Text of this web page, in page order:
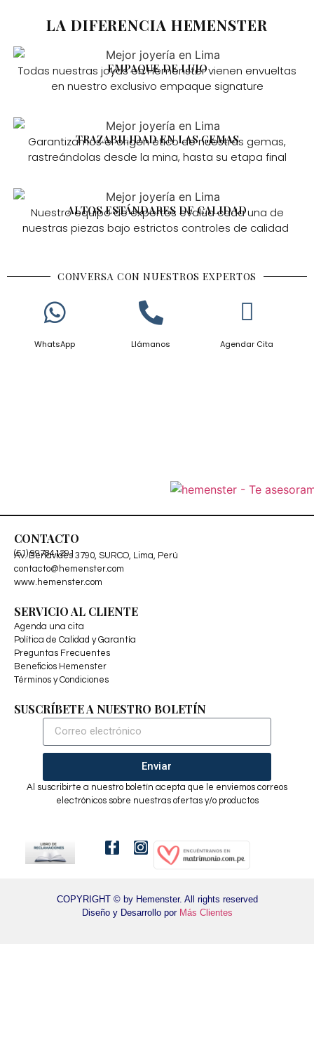
LA DIFERENCIA HEMENSTER
EMPAQUE DE LUJO
Todas nuestras joyas en Hemenster vienen envueltas
en nuestro exclusivo empaque signature
TRAZABILIDAD EN LAS GEMAS
Garantizamos el origen ético de nuestras gemas,
rastreándolas desde la mina, hasta su etapa final
ALTOS ESTÁNDARES DE CALIDAD
Nuestro equipo de expertos evalúa cada una de
nuestras piezas bajo estrictos controles de calidad
CONVERSA CON NUESTROS EXPERTOS
WhatsApp Llámanos Agendar Cita
CONTACTO
(51) 997841291
Av. Benavides 3790, SURCO, Lima, Perú
contacto@hemenster.com
www.hemenster.com
SERVICIO AL CLIENTE
Agenda una cita
Política de Calidad y Garantía
Preguntas Frecuentes
Beneficios Hemenster
Términos y Condiciones
SUSCRÍBETE A NUESTRO BOLETÍN
Enviar
Al suscribirte a nuestro boletín acepta que le enviemos correos
electrónicos sobre nuestras ofertas y/o productos
COPYRIGHT © by Hemenster. All rights reserved
Diseño y Desarrollo por Más Clientes